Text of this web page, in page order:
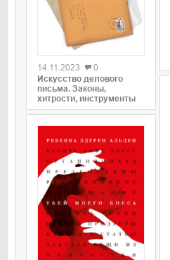
14.11.2023
0
Искусство делового
письма. Законы,
хитрости, инструменты